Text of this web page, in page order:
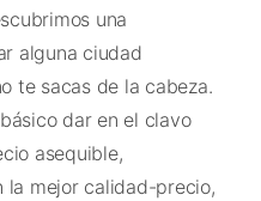
una
alguna ciudad
te sacas de la cabeza.
dar en el clavo
asequible,
la mejor calidad-precio,